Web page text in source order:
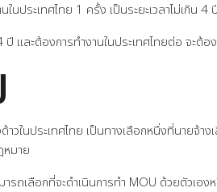
นในประเทศไทย 1 ครั้ง เป็นระยะเวลาไม่เกิน 4 ปี
และต้องการทำงานในประเทศไทยต่อ จะต้
าวในประเทศไทย เป็นทางเลือกหนึ่งที่นายจ้
มาย
รถเลือกที่จะดำเนินการทำ MOU ด้วยตัวเอง